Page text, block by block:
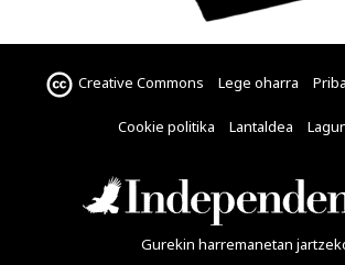
Creative Commons Lege oharra
Cookie politika Lantaldea
Gurekin harremanetan